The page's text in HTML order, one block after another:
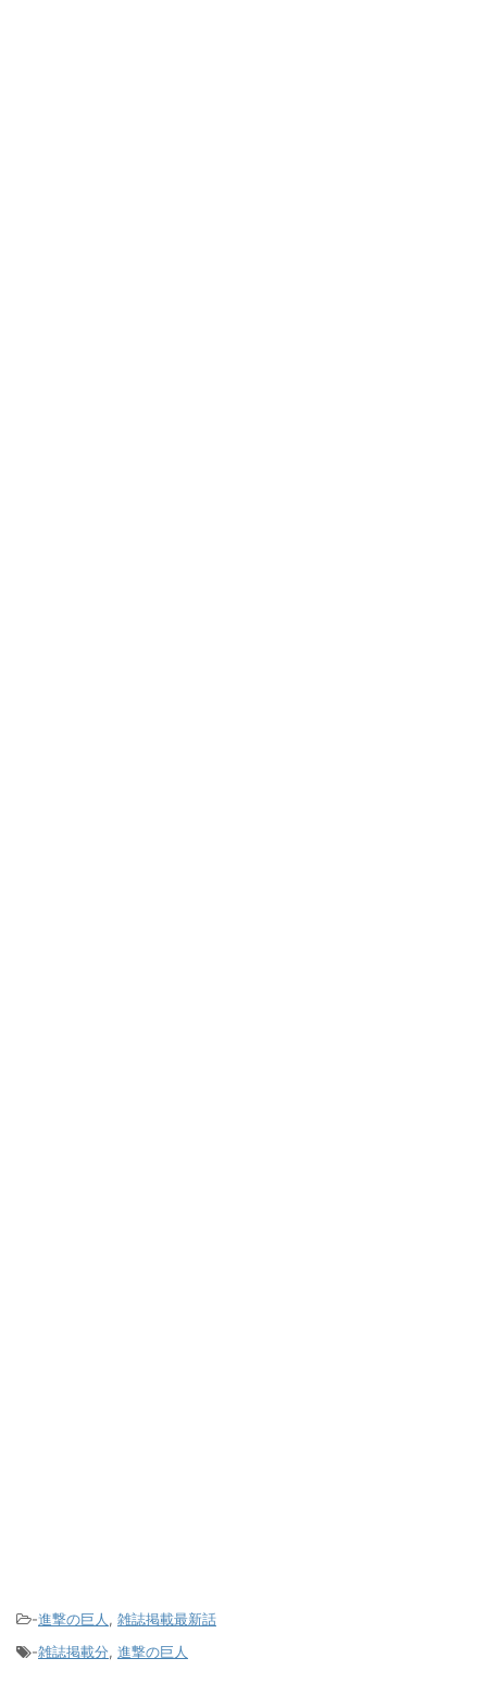
-進撃の巨人 , 雑誌掲載最新話
-雑誌掲載分, 進撃の巨人